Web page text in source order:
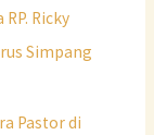
Ricky
Simpang
Pastor di